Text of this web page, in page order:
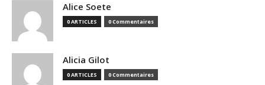
Alice Soete
0 ARTICLES 0 Commentaires
Alicia Gilot
0 ARTICLES 0 Commentaires